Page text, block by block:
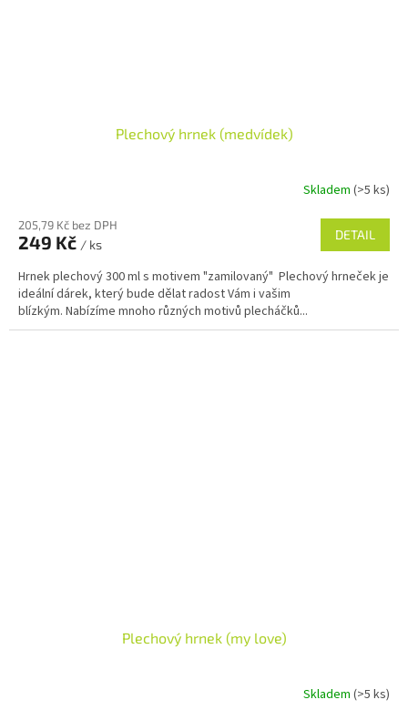
Plechový hrnek (medvídek)
Skladem (>5 ks)
205,79 Kč bez DPH
249 Kč / ks
DETAIL
Hrnek plechový 300 ml s motivem "zamilovaný" Plechový hrneček je
ideální dárek, který bude dělat radost Vám i vašim
blízkým. Nabízíme mnoho různých motivů plecháčků...
Plechový hrnek (my love)
Skladem (>5 ks)